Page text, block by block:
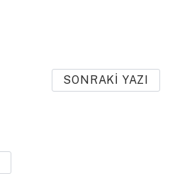
SONRAKI YAZI